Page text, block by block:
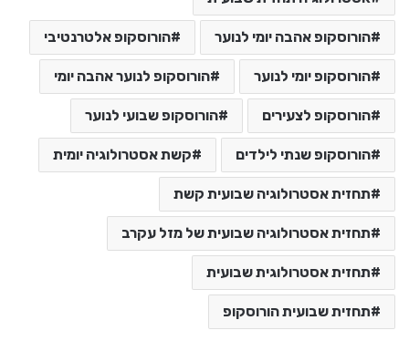
הורוסקופ אהבה יומי לנוער הורוסקופ אלטרנטיבי
הורוסקופ יומי לנוער הורוסקופ לנוער אהבה יומי
הורוסקופ לצעירים הורוסקופ שבועי לנוער
הורוסקופ שנתי לילדים קשת אסטרולוגיה יומית
תחזית אסטרולוגיה שבועית קשת
תחזית אסטרולוגיה שבועית של מזל עקרב
תחזית אסטרולוגית שבועית
תחזית שבועית הורוסקופ